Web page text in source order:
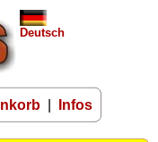
Deutsch
| Infos